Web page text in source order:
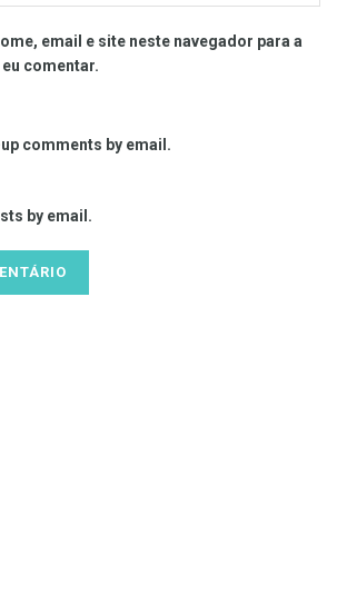
email e site neste navegador para a
comentar.
comments by email.
by email.